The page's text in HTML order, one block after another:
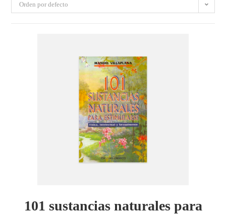
Orden por defecto
101 sustancias naturales para